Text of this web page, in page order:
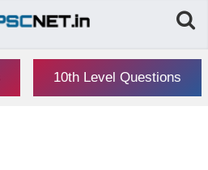
10th Level Questions